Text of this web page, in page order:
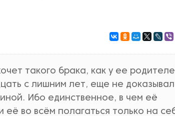
такого брака, как у ее
с лишним лет, еще не
Ибо единственное, в чем её
её во всём полагаться только на